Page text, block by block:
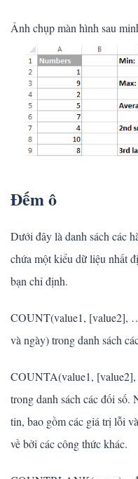
Ảnh chụp màn hình sau
Đếm ô
Dưới đây là danh sách các
chứa một kiểu dữ liệu nhất
bạn chỉ định.
COUNT(value1, [value2],
và ngày) trong danh sách
COUNTA(value1,
trong danh sách các đối số.
tin, bao gồm các giá trị lỗi
về bởi các công thức khác.